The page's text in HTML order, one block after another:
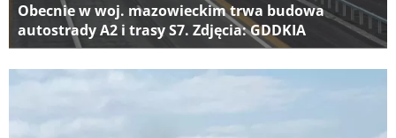
Obecnie w woj. mazowieckim trwa budowa
autostrady A2 i trasy S7. Zdjęcia: GDDKIA